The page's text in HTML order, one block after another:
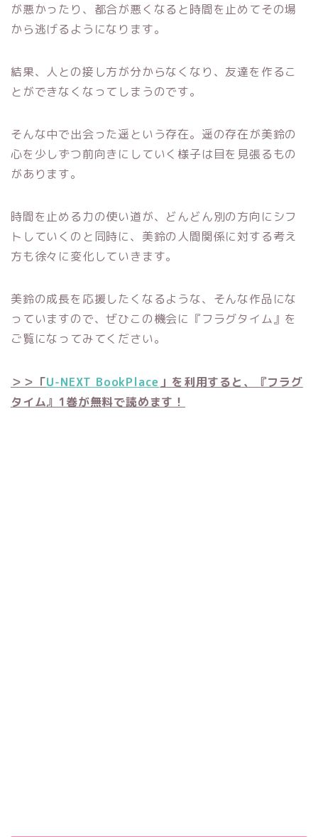
が悪かったり、都合が悪くなると時間を止めてその場
から逃げるようになります。
結果、人との接し方が分からなくなり、友達を作るこ
とができなくなってしまうのです。
そんな中で出会った遥という存在。遥の存在が美鈴の
心を少しずつ前向きにしていく様子は目を見張るもの
があります。
時間を止める力の使い道が、どんどん別の方向にシフ
トしていくのと同時に、美鈴の人間関係に対する考え
方も徐々に変化していきます。
美鈴の成長を応援したくなるような、そんな作品にな
っていますので、ぜひこの機会に『フラグタイム』を
ご覧になってみてください。
＞＞「U-NEXT BookPlace 」を利用すると、『フラグ
タイム』1巻が無料で読めます！